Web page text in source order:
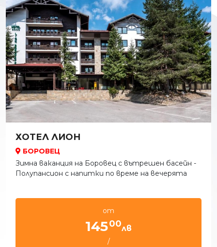
ХОТЕЛ ЛИОН
БОРОВЕЦ
Зимна ваканция на Боровец с вътрешен басейн -
Полупансион с напитки по време на вечерята
от
14500лв
/